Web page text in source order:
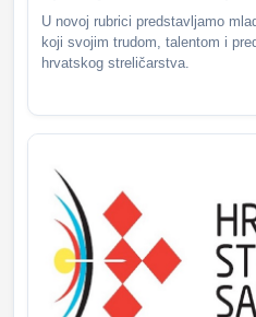
U novoj rubrici predstavljamo
koji svojim trudom, talentom i
hrvatskog streličarstva.